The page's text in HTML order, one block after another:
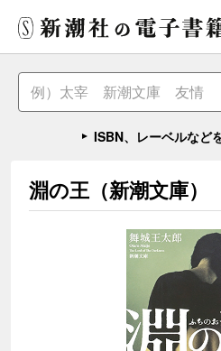
ISBN、レーベルなど
淵の王（新潮文庫）